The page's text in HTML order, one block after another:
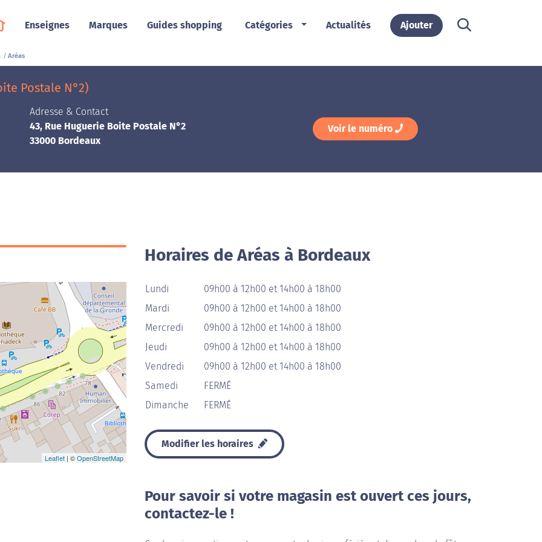
Enseignes Marques Guides shopping Catégories Actualités Ajouter
Aréas
Postale N°2)
Adresse & Contact
43, Rue Huguerie Boite Postale N°2
33000 Bordeaux
Voir le numéro
Leaflet | ©OpenStreetMap
Horaires de Aréas à Bordeaux
Lundi
09h00 à 12h00 et 14h00 à 18h00
Mardi
09h00 à 12h00 et 14h00 à 18h00
Mercredi
09h00 à 12h00 et 14h00 à 18h00
Jeudi
09h00 à 12h00 et 14h00 à 18h00
Vendredi
09h00 à 12h00 et 14h00 à 18h00
Samedi
FERMÉ
Dimanche
FERMÉ
Modifier les horaires
Pour savoir si votre magasin est ouvert ces jours,
contactez-le !